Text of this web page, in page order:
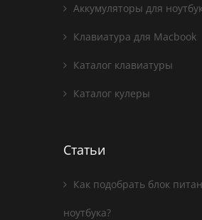
Аккумуляторы для
Клавиатура для Macbook
Каталог клавиатуры
Каталог кулеры
Статьи
Как подобрать блок
ноутбука?